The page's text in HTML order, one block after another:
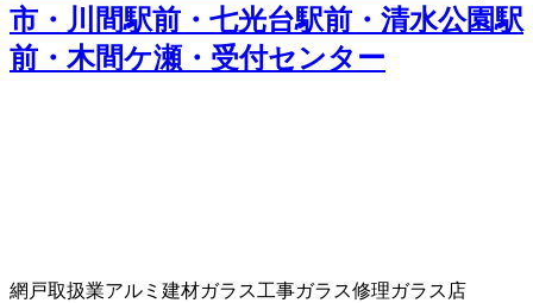
市・川間駅前・七光台駅前・清水公園駅
前・木間ケ瀬・受付センター
網戸取扱業アルミ建材ガラス工事ガラス修理ガラス店